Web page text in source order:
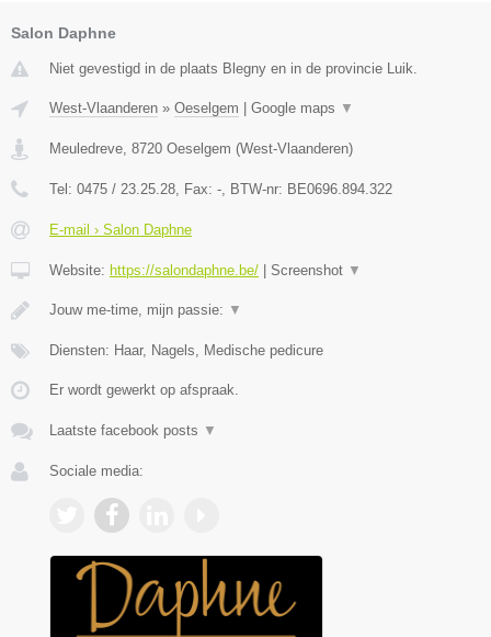
Salon Daphne
Niet gevestigd in de plaats Blegny en in de provincie Luik.
West-Vlaanderen » Oeselgem Google maps ▼
Meuledreve, 8720 Oeselgem (West-Vlaanderen)
Tel: 0475 / 23.25.28, Fax: -, BTW-nr: BE0696.894.322
E-mail › Salon Daphne
Website: https://salondaphne.be/ Screenshot ▼
Jouw me-time, mijn passie: ▼
Diensten: Haar, Nagels, Medische pedicure
Er wordt gewerkt op afspraak.
Laatste facebook posts ▼
Sociale media: